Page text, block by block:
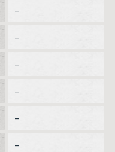
–
–
–
–
–
–